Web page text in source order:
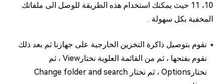
10، 11 حيث يمكنك استخدام هذه الطريقة للوصل الى ملفاتك
المخفية بكل سهولة .
نقوم بتوصيل ذاكرة التخزين الخارجية على جهازنا ثم بعد ذلك
نقوم بفتحها ، ثم من القائمة العلوية نختارView ، ثم
نختارOptions ، ثم نختار Change folder and search